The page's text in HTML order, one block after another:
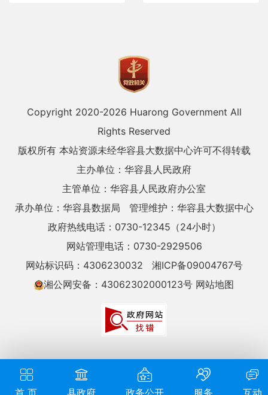
首 页 县政府 政务公开 服务 互动
Copyright 2020-2026 Huarong Government All
Rights Reserved
版权所有 本站资源未经华容县大数据中心许可不得转载
主办单位：华容县人民政府
主管单位：华容县人民政府办公室
承办单位：华容县数据局
管理维护：华容县大数据中心
政府热线电话：0730-12345（24小时）
网站管理电话：0730-2929506
网站标识码：4306230032
湘ICP备09004767号
湘公网安备：43062302000123号 网站地图